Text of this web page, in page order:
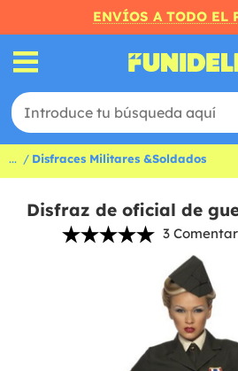
ENVÍOS A TODO EL
... Disfraces Militares &Soldados
Disfraz de oficial de
3